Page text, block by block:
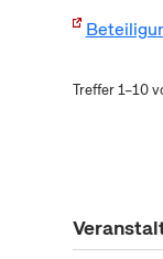
Treffer 1–10